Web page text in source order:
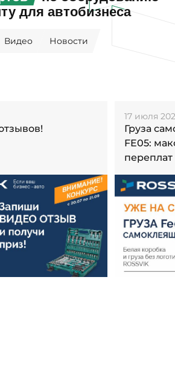
для автобизнеса
Видео Новости
17 июля
Груза
FE05:
переплат